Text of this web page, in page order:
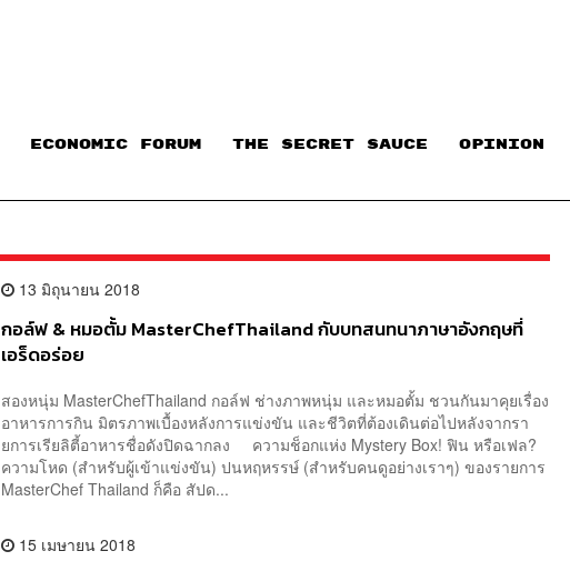
ECONOMIC FORUM THE SECRET SAUCE​ OPINION
13 มิถุนายน 2018
กอล์ฟ & หมอตั้ม MasterChefThailand กับบทสนทนาภาษาอังกฤษที่
เอร็ดอร่อย
สองหนุ่ม MasterChefThailand กอล์ฟ ช่างภาพหนุ่ม และหมอตั้ม ชวนกันมาคุยเรื่อง
อาหารการกิน มิตรภาพเบื้องหลังการแข่งขัน และชีวิตที่ต้องเดินต่อไปหลังจากรา
ยการเรียลิตี้อาหารชื่อดังปิดฉากลง ความช็อกแห่ง Mystery Box! ฟิน หรือเฟล?
ความโหด (สำหรับผู้เข้าแข่งขัน) ปนหฤหรรษ์ (สำหรับคนดูอย่างเราๆ) ของรายการ
MasterChef Thailand ก็คือ สัปด...
15 เมษายน 2018